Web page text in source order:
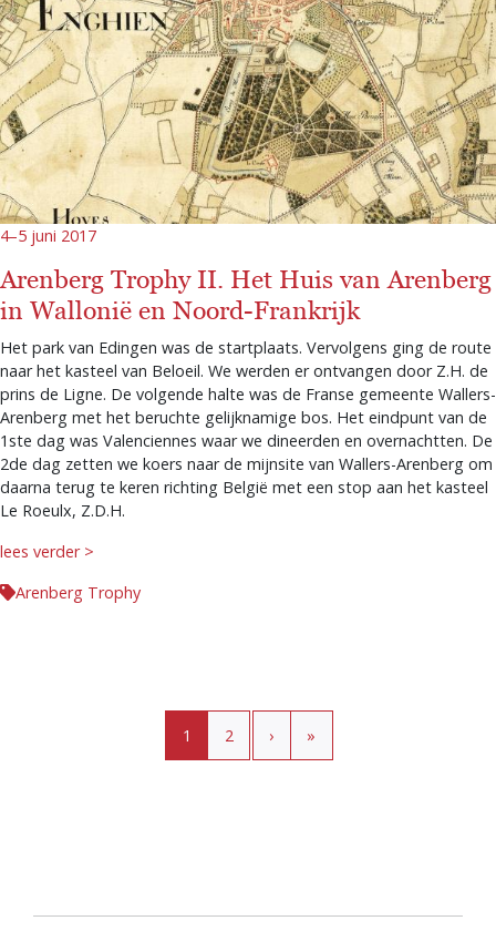
4–5 juni 2017
Arenberg Trophy II. Het Huis van Arenberg
in Wallonië en Noord-Frankrijk
Het park van Edingen was de startplaats. Vervolgens ging de route
naar het kasteel van Beloeil. We werden er ontvangen door Z.H. de
prins de Ligne. De volgende halte was de Franse gemeente Wallers-
Arenberg met het beruchte gelijknamige bos. Het eindpunt van de
1ste dag was Valenciennes waar we dineerden en overnachtten. De
2de dag zetten we koers naar de mijnsite van Wallers-Arenberg om
daarna terug te keren richting België met een stop aan het kasteel
Le Roeulx, Z.D.H.
lees verder >
Arenberg Trophy
Huidige pagina
1 Pagina
2 ›› »